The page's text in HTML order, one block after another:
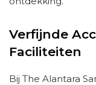
Verfijnde
Faciliteiten
Bij The Alantara